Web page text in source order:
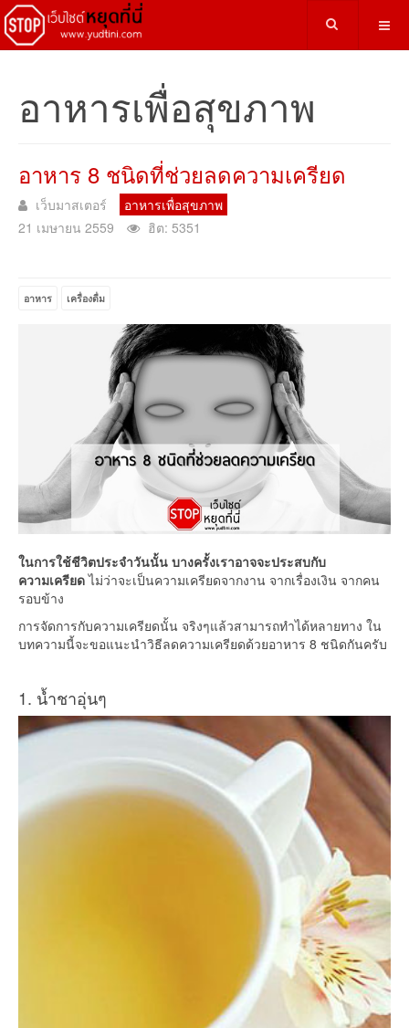
อาหารเพื่อสุขภาพ
อาหาร 8 ชนิดที่ช่วยลดความเครียด
เว็บมาสเตอร์
อาหารเพื่อสุขภาพ
21 เมษายน 2559
ฮิต: 5351
อาหาร เครื่องดื่ม
ในการใช้ชีวิตประจำวันนั้น บางครั้งเราอาจจะประสบกับ
ความเครียดไม่ว่าจะเป็นความเครียดจากงาน จากเรื่องเงิน จากคน
รอบข้าง
การจัดการกับความเครียดนั้น จริงๆแล้วสามารถทำได้หลายทาง ใน
บทความนี้จะขอแนะนำวิธีลดความเครียดด้วยอาหาร 8 ชนิดกันครับ
1. น้ำชาอุ่นๆ